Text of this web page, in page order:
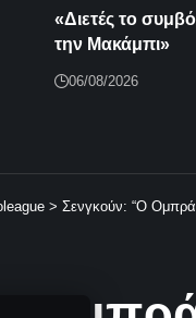
«Διετές το
την Μακάμπι»
06/08/2026
> Σενγκούν: “Ο